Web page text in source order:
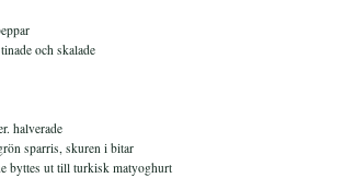
och skalade
halverade
sparris, skuren i bitar
byttes ut till turkisk matyoghurt